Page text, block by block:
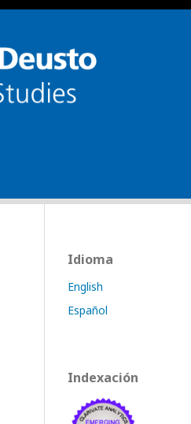
Idioma
English
Español
Indexación